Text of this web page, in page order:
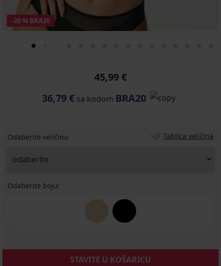
-20 % BRA20
45,99 €
36,79 €sa kodom BRA20
Odaberite veličinu Tablica veličina
Odaberite boju:
STAVITE U KOŠARICU